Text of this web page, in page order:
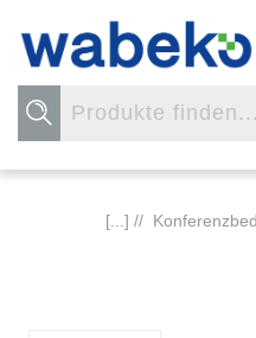
[...] //